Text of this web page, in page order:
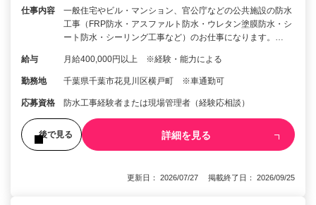
仕事内容
一般住宅やビル・マンション、官公庁などの公共施設の防水
工事（FRP防水・アスファルト防水・ウレタン塗膜防水・シ
ート防水・シーリング工事など）のお仕事になります。…
給与 月給400,000円以上 ※経験・能力による
勤務地 千葉県千葉市花見川区横戸町 ※車通勤可
応募資格 防水工事経験者または現場管理者（経験応相談）
後で見る 詳細を見る
更新日： 2026/07/27 掲載終了日： 2026/09/25